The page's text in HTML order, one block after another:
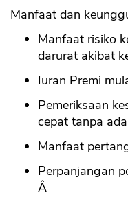
Manfaat dan
Manfaat risiko
darurat akibat
Iuran Premi
Pemeriksaan
cepat tanpa
Manfaat
Perpanjangan
Â